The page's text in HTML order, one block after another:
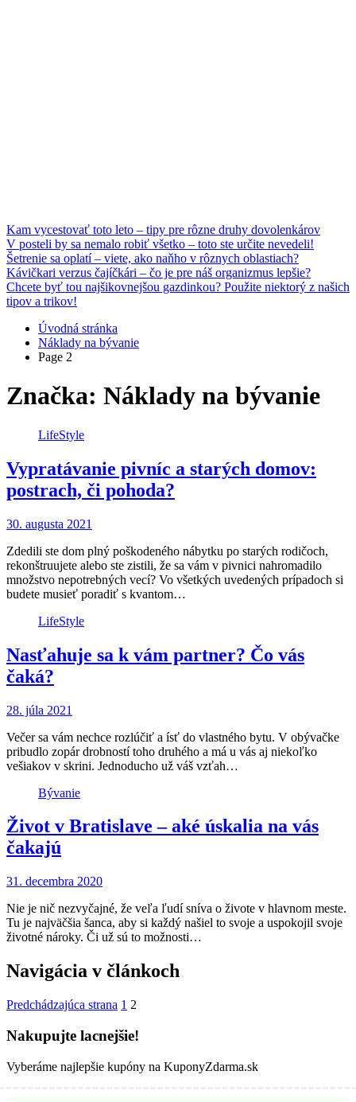
Kam vycestovať toto leto – tipy pre rôzne druhy dovolenkárov
V posteli by sa nemalo robiť všetko – toto ste určite nevedeli!
Šetrenie sa oplatí – viete, ako naňho v rôznych oblastiach?
Kávičkari verzus čajíčkári – čo je pre náš organizmus lepšie?
Chcete byť tou najšikovnejšou gazdinkou? Použite niektorý z našich
tipov a trikov!
Úvodná stránka
Náklady na bývanie
Page 2
Značka: Náklady na bývanie
LifeStyle
Vypratávanie pivníc a starých domov:
postrach, či pohoda?
30. augusta 2021
Zdedili ste dom plný poškodeného nábytku po starých rodičoch,
rekonštruujete alebo ste zistili, že sa vám v pivnici nahromadilo
množstvo nepotrebných vecí? Vo všetkých uvedených prípadoch si
budete musieť poradiť s kvantom…
LifeStyle
Nasťahuje sa k vám partner? Čo vás
čaká?
28. júla 2021
Večer sa vám nechce rozlúčiť a ísť do vlastného bytu. V obývačke
pribudlo zopár drobností toho druhého a má u vás aj niekoľko
vešiakov v skrini. Jednoducho už váš vzťah…
Bývanie
Život v Bratislave – aké úskalia na vás
čakajú
31. decembra 2020
Nie je nič nezvyčajné, že veľa ľudí sníva o živote v hlavnom meste.
Tu je najväčšia šanca, aby si každý našiel to svoje a uspokojil svoje
životné nároky. Či už sú to možnosti…
Navigácia v článkoch
Predchádzajúca strana 1 2
Nakupujte lacnejšie!
Vyberáme najlepšie kupóny na KuponyZdarma.sk